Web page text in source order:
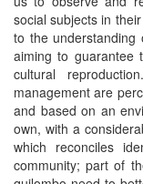
social subjects in
to the
aiming to guarantee
cultural
management are
and based on an
own, with a
which reconciles
community; part of